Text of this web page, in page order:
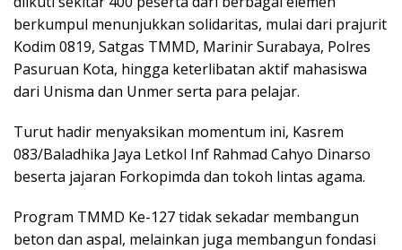
berkumpul menunjukkan solidaritas, mulai dari prajurit
Kodim 0819, Satgas TMMD, Marinir Surabaya, Polres
Pasuruan Kota, hingga keterlibatan aktif mahasiswa
dari Unisma dan Unmer serta para pelajar.
Turut hadir menyaksikan momentum ini, Kasrem
083/Baladhika Jaya Letkol Inf Rahmad Cahyo Dinarso
beserta jajaran Forkopimda dan tokoh lintas agama.
Program TMMD Ke-127 tidak sekadar membangun
beton dan aspal, melainkan juga membangun fondasi